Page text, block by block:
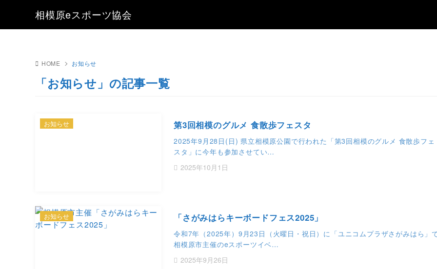
相模原eスポーツ協会
HOME お知らせ
「お知らせ」の記事一覧
第3回相模のグルメ 食散歩フェスタ
2025年9月28日(日) 県立相模原公園で行われた「第3回相模のグルメ 食散歩フェ
スタ」に今年も参加させてい…
2025年10月1日
お知らせ
「さがみはらキーボードフェス2025」
令和7年（2025年）9月23日（火曜日・祝日）に「ユニコムプラザさがみはら」
相模原市主催のeスポーツイベ…
2025年9月26日
お知らせ